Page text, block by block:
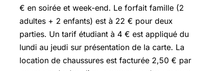
€ en soirée et week-end. Le forfait famille (2
adultes + 2 enfants) est à 22 € pour deux
parties. Un tarif étudiant à 4 € est appliqué du
lundi au jeudi sur présentation de la carte. La
location de chaussures est facturée 2,50 € par